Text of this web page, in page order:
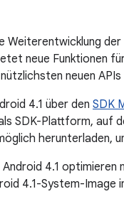
Weiterentwicklung
neue Funktionen
neuen
4.1 über den SDK
SDK-Plattform, auf
herunterladen,
4.1 optimieren
4.1-System-Image